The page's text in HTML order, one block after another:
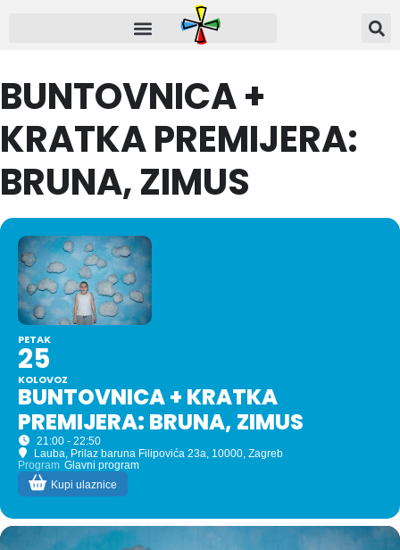
BUNTOVNICA +
KRATKA PREMIJERA:
BRUNA, ZIMUS
PETAK
25
KOLOVOZ
BUNTOVNICA + KRATKA
PREMIJERA: BRUNA, ZIMUS
21:00 - 22:50
Lauba, Prilaz baruna Filipovića 23a, 10000, Zagreb
Program Glavni program
Kupi ulaznice